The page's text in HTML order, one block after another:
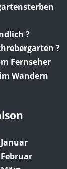
?
?
Fernseher
Wandern